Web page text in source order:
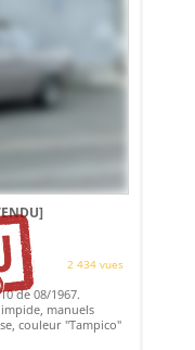
2 434 vues
de 08/1967.
manuels
couleur "Tampico"